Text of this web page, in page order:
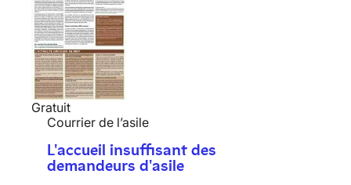
Gratuit
Courrier de l’asile
L'accueil insuffisant des
demandeurs d'asile